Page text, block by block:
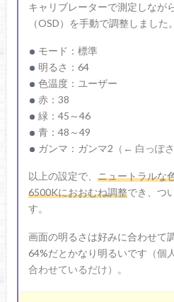
キャリブレーターで測定しなが
（OSD）を手動で調整しました。
モード：標準
明るさ：64
色温度：ユーザー
赤：38
緑：45～46
青：48～49
ガンマ：ガンマ2 （← 白っぽ
以上の設定で、 ニュートラルな
6500Kにおおむね調整でき、つ
す。
画面の明るさは好みに合わせて
64%だとかなり明るいです （個
合わせているだけ）
。